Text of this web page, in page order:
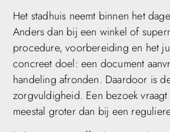
Het stadhuis neemt binnen het
Anders dan bij een winkel of
procedure, voorbereiding en het
concreet doel: een document
handeling afronden. Daardoor is
zorgvuldigheid. Een bezoek
meestal groter dan bij een